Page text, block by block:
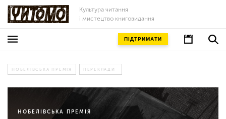
Культура читання
і мистецтво книговидання
ПІДТРИМАТИ
НОБЕЛІВСЬКА ПРЕМІЯ ПЕРЕКЛАДИ
НОБЕЛІВСЬКА ПРЕМІЯ